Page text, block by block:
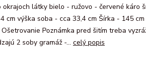
okrajoch látky bielo - ružovo - červené káro
cm výška soba - cca 33,4 cm Šírka - 145
Poznámka pred šitím treba
2 soby gramáž -... celý popis